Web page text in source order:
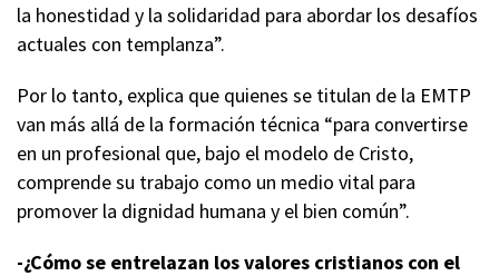
la honestidad y la solidaridad para abordar los desafíos
actuales con templanza”.
Por lo tanto, explica que quienes se titulan de la EMTP
van más allá de la formación técnica “para convertirse
en un profesional que, bajo el modelo de Cristo,
comprende su trabajo como un medio vital para
promover la dignidad humana y el bien común”.
-¿Cómo se entrelazan los valores cristianos con el